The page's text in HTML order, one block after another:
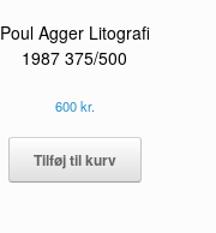
Poul Agger Litografi
1987 375/500
600kr.
Tilføj til kurv